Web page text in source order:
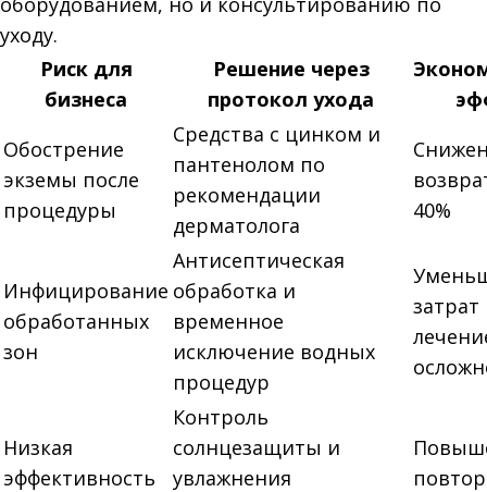
уходу.
Риск для
бизнеса
Решение через
протокол ухода
Обострение
экземы после
процедуры
Средства с цинком и
пантенолом по
рекомендации
дерматолога
40%
Инфицирование
обработанных
зон
Антисептическая
обработка и
временное
исключение водных
процедур
затрат
Низкая
эффективность
Контроль
солнцезащиты и
увлажнения